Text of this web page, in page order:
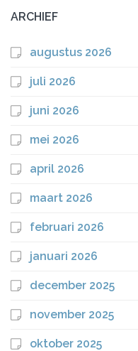
ARCHIEF
augustus 2026
juli 2026
juni 2026
mei 2026
april 2026
maart 2026
februari 2026
januari 2026
december 2025
november 2025
oktober 2025